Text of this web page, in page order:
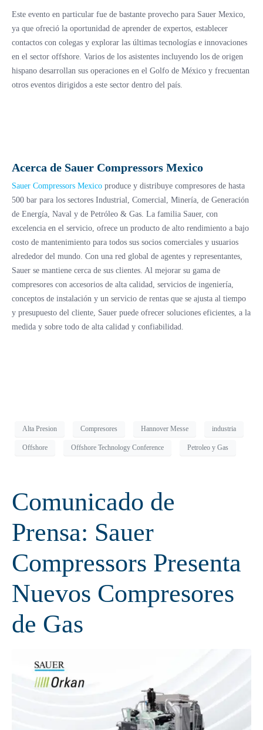
Este evento en particular fue de bastante provecho para Sauer Mexico,
ya que ofreció la oportunidad de aprender de expertos, establecer
contactos con colegas y explorar las últimas tecnologías e innovaciones
en el sector offshore. Varios de los asistentes incluyendo los de origen
hispano desarrollan sus operaciones en el Golfo de México y frecuentan
otros eventos dirigidos a este sector dentro del país.
Acerca de Sauer Compressors Mexico
Sauer Compressors Mexico produce y distribuye compresores de hasta
500 bar para los sectores Industrial, Comercial, Minería, de Generación
de Energía, Naval y de Petróleo & Gas. La familia Sauer, con
excelencia en el servicio, ofrece un producto de alto rendimiento a bajo
costo de mantenimiento para todos sus socios comerciales y usuarios
alrededor del mundo. Con una red global de agentes y representantes,
Sauer se mantiene cerca de sus clientes. Al mejorar su gama de
compresores con accesorios de alta calidad, servicios de ingeniería,
conceptos de instalación y un servicio de rentas que se ajusta al tiempo
y presupuesto del cliente, Sauer puede ofrecer soluciones eficientes, a la
medida y sobre todo de alta calidad y confiabilidad.
Alta Presion Compresores Hannover Messe industria
Offshore Offshore Technology Conference Petroleo y Gas
Comunicado de
Prensa: Sauer
Compressors Presenta
Nuevos Compresores
de Gas